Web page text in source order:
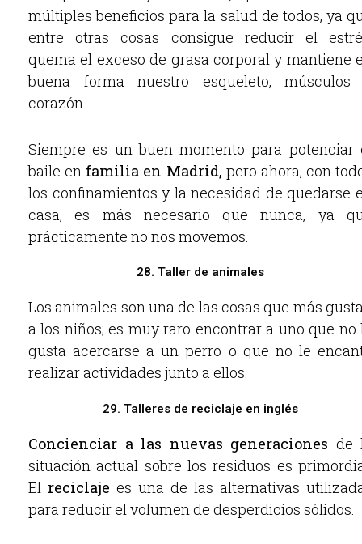
múltiples beneficios para la salud de todos, ya
entre otras cosas consigue reducir el
quema el exceso de grasa corporal y mantiene
buena forma nuestro esqueleto,
corazón.
Siempre es un buen momento para potenciar
baile en familia en Madrid, pero ahora, con
los confinamientos y la necesidad de quedarse
casa, es más necesario que nunca, ya
prácticamente no nos movemos.
28. Taller de animales
Los animales son una de las cosas que más
a los niños; es muy raro encontrar a uno que no
gusta acercarse a un perro o que no le
realizar actividades junto a ellos.
29. Talleres de reciclaje en inglés
Concienciar a las nuevas generaciones de
situación actual sobre los residuos es
El reciclaje es una de las alternativas
para reducir el volumen de desperdicios sólidos.